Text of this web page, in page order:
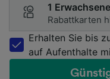
1
Rabattkarten
Erhalten Sie bis
auf Aufenthalte